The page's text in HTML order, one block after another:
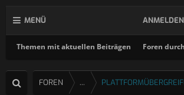
MENÜ
Themen mit aktuellen Beiträgen Foren
ANMELDEN
FOREN ...